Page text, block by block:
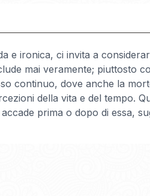
e ironica, ci invita a
mai veramente; piuttosto
continuo, dove anche la
della vita e del tempo.
prima o dopo di essa,